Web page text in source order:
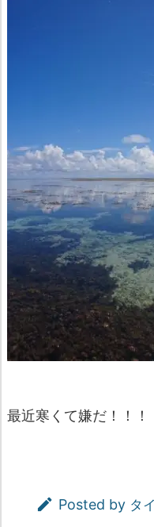
最近寒くて嫌だ！！！
 Posted by タ